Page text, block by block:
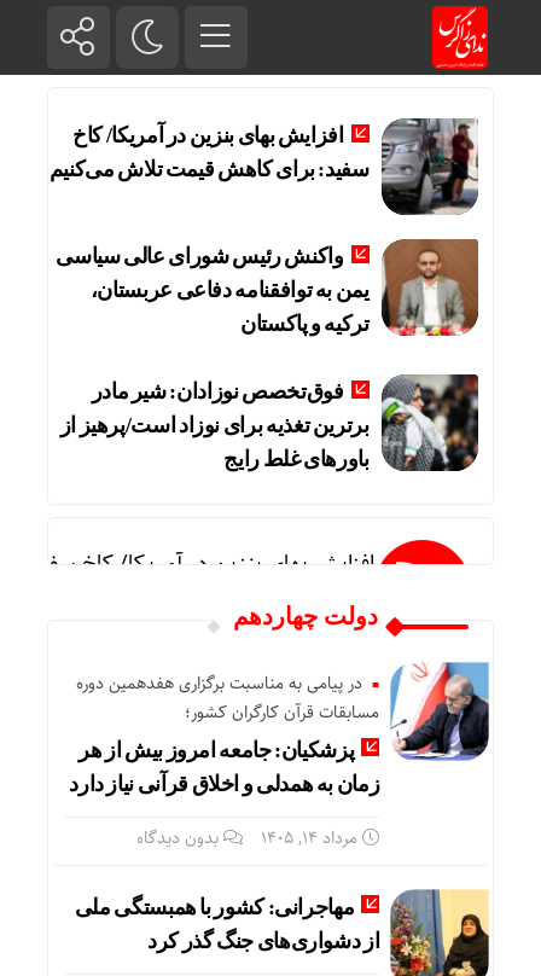
افزایش بهای بنزین در آمریکا/ کاخ
سفید: برای کاهش قیمت تلاش می‌کنیم
واکنش رئیس شورای عالی سیاسی
یمن به توافقنامه دفاعی عربستان،
ترکیه و پاکستان
فوق‌تخصص نوزادان: شیر مادر
برترین تغذیه برای نوزاد است/پرهیز از
باورهای غلط رایج
افزایش بهای بنزین در آمریکا/ کاخ
فوق‌تخصص نوزادان: شیر مادر برترین تغذیه
خطیب نماز جمعه تهران:در «جنگ اخیر»
عملیات نصر ۲ چه تاثیری در معادلات جنگ داشت؟ *سعدالله زارعی
دولت چهاردهم
در پیامی به مناسبت برگزاری هفدهمین دوره
مسابقات قرآن کارگران کشور؛
پزشکیان: جامعه امروز بیش از هر
زمان به همدلی و اخلاق قرآنی نیاز دارد
مرداد ۱۴, ۱۴۰۵ بدون دیدگاه
مهاجرانی: کشور با همبستگی ملی
از دشواری‌های جنگ گذر کرد